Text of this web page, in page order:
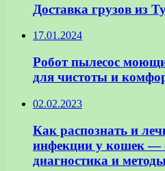
Доставка грузов из
17.01.2024
Робот пылесос
для чистоты и
02.02.2023
Как распознать и
инфекции у кошек —
диагностика и